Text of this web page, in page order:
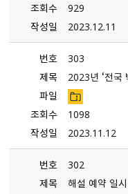
조회수
929
작성일
2023.12.11
번호
303
제목
2023년 ‘전국
파일
조회수
1098
작성일
2023.11.12
번호
302
제목
해설 예약 일